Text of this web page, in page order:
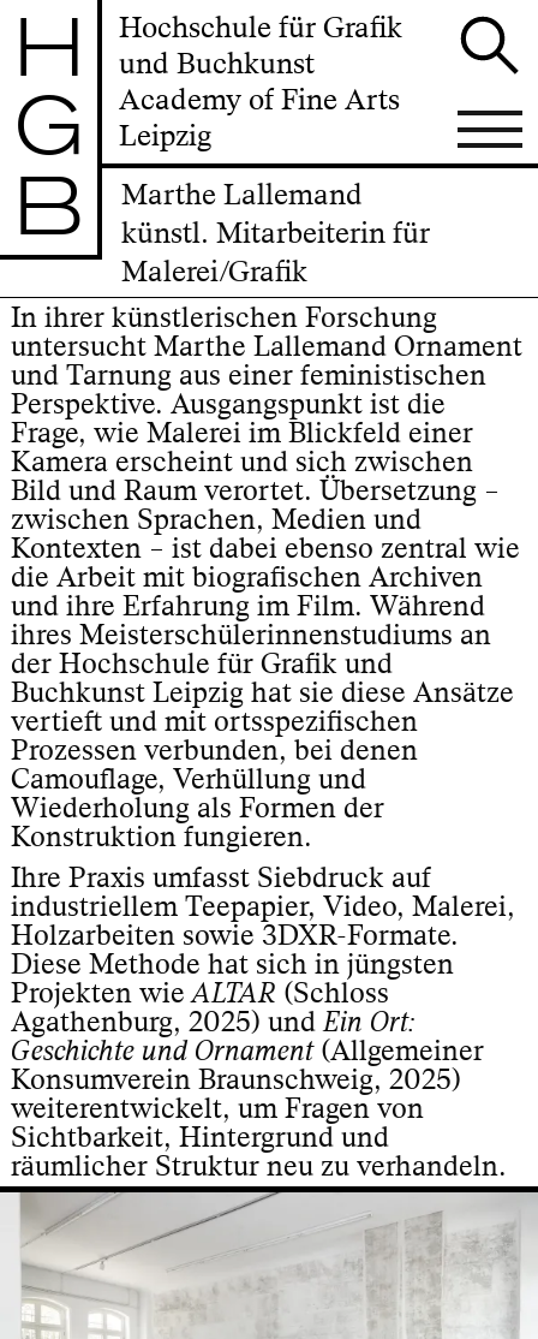
H
G
B
Hochschule für Grafik
und Buchkunst
Academy of Fine Arts
Leipzig
Marthe Lallemand
künstl. Mitarbeiterin für
Malerei/Grafik
In ihrer künstlerischen Forschung
untersucht Marthe Lallemand Ornament
und Tarnung aus einer feministischen
Perspektive. Ausgangspunkt ist die
Frage, wie Malerei im Blickfeld einer
Kamera erscheint und sich zwischen
Bild und Raum verortet. Übersetzung –
zwischen Sprachen, Medien und
Kontexten – ist dabei ebenso zentral wie
die Arbeit mit biografischen Archiven
und ihre Erfahrung im Film. Während
ihres Meisterschülerinnenstudiums an
der Hochschule für Grafik und
Buchkunst Leipzig hat sie diese Ansätze
vertieft und mit ortsspezifischen
Prozessen verbunden, bei denen
Camouflage, Verhüllung und
Wiederholung als Formen der
Konstruktion fungieren.
Ihre Praxis umfasst Siebdruck auf
industriellem Teepapier, Video, Malerei,
Holzarbeiten sowie 3DXR-Formate.
Diese Methode hat sich in jüngsten
Projekten wieALTAR (Schloss
Agathenburg, 2025) undEin Ort:
Geschichte und Ornament(Allgemeiner
Konsumverein Braunschweig, 2025)
weiterentwickelt, um Fragen von
Sichtbarkeit, Hintergrund und
räumlicher Struktur neu zu verhandeln.